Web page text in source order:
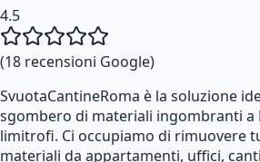
4.5
(18 recensioni Google)
SvuotaCantineRoma è la soluzione
sgombero di materiali ingombranti a
limitrofi. Ci occupiamo di rimuovere
materiali da appartamenti, uffici,